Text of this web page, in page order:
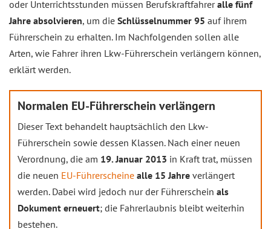
oder Unterrichtsstunden müssen Berufskraftfahreralle fünf
Jahre absolvieren, um die Schlüsselnummer 95 auf ihrem
Führerschein zu erhalten. Im Nachfolgenden sollen alle
Arten, wie Fahrer ihren Lkw-Führerschein verlängern können,
erklärt werden.
Normalen EU-Führerschein verlängern
Dieser Text behandelt hauptsächlich den Lkw-
Führerschein sowie dessen Klassen. Nach einer neuen
Verordnung, die am 19. Januar 2013 in Kraft trat, müssen
die neuen EU-Führerscheine alle 15 Jahre verlängert
werden. Dabei wird jedoch nur der Führerschein als
Dokument erneuert; die Fahrerlaubnis bleibt weiterhin
bestehen.